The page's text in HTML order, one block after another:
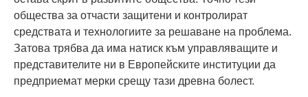
общества за отчасти защитени и контролират
средствата и технологиите за решаване на проблема.
Затова трябва да има натиск към управляващите и
представителите ни в Европейските институции да
предприемат мерки срещу тази древна болест.